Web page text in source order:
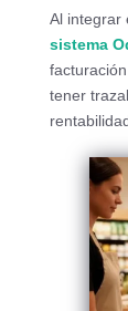
Al integrar
sistema
tener